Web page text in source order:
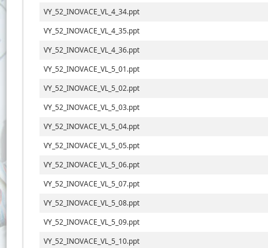
VY_52_INOVACE_VL_4_34.ppt
VY_52_INOVACE_VL_4_35.ppt
VY_52_INOVACE_VL_4_36.ppt
VY_52_INOVACE_VL_5_01.ppt
VY_52_INOVACE_VL_5_02.ppt
VY_52_INOVACE_VL_5_03.ppt
VY_52_INOVACE_VL_5_04.ppt
VY_52_INOVACE_VL_5_05.ppt
VY_52_INOVACE_VL_5_06.ppt
VY_52_INOVACE_VL_5_07.ppt
VY_52_INOVACE_VL_5_08.ppt
VY_52_INOVACE_VL_5_09.ppt
VY_52_INOVACE_VL_5_10.ppt